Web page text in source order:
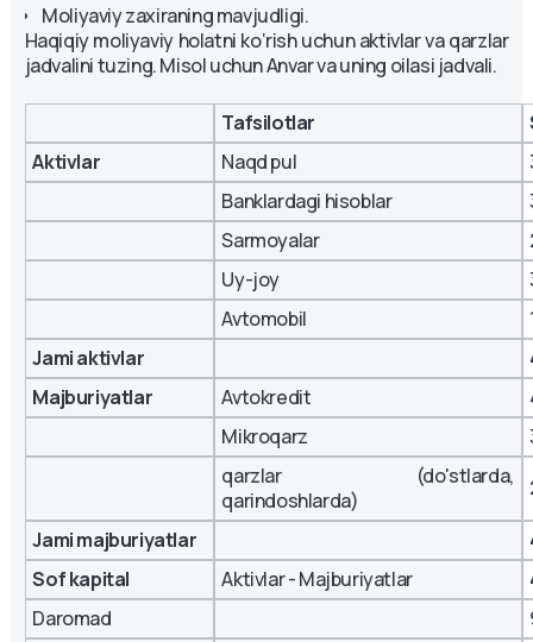
Moliyaviy zaxiraning mavjudligi.
Haqiqiy moliyaviy holatni ko‘rish uchun aktivlar va qarzlar
jadvalini tuzing. Misol uchun Anvar va uning oilasi jadvali.
Tafsilotlar
Aktivlar
Naqd pul
Banklardagi hisoblar
Sarmoyalar
Uy-joy
Avtomobil
Jami aktivlar
Majburiyatlar
Avtokredit
Mikroqarz
qarzlar (do'stlarda,
qarindoshlarda)
Jami majburiyatlar
Sof kapital
Aktivlar - Majburiyatlar
Daromad